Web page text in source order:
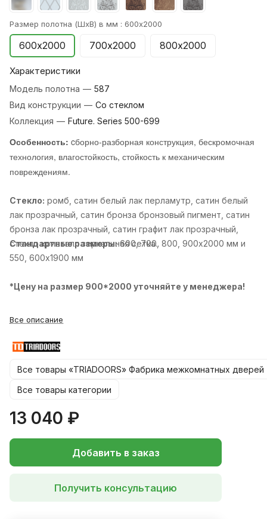
Размер полотна (ШхВ) в мм : 600х2000
600х2000 700х2000 800х2000
Характеристики
Модель полотна — 587
Вид конструкции — Со стеклом
Коллекция — Future. Series 500-699
Особенность: cборно-разборная конструкция, бескромочная
технология, влагостойкость, стойкость к механическим
повреждениям.
Стекло: ромб, cатин белый лак перламутр, cатин белый
лак прозрачный, cатин бронза бронзовый пигмент, cатин
бронза лак прозрачный, cатин графит лак прозрачный,
cтекло кристалл зеркальная сетка..
Стандартные размеры:600, 700, 800, 900х2000 мм и
550, 600х1900 мм
*Цену на размер 900*2000 уточняйте у менеджера!
Все описание
Все товары «TRIADOORS» Фабрика межкомнатных дверей
Все товары категории
13 040 ₽
Добавить в заказ
Получить консультацию